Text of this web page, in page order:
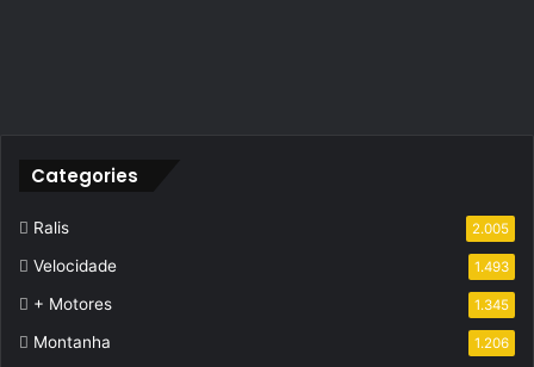
Categories
Ralis 2.005
Velocidade 1.493
+ Motores 1.345
Montanha 1.206